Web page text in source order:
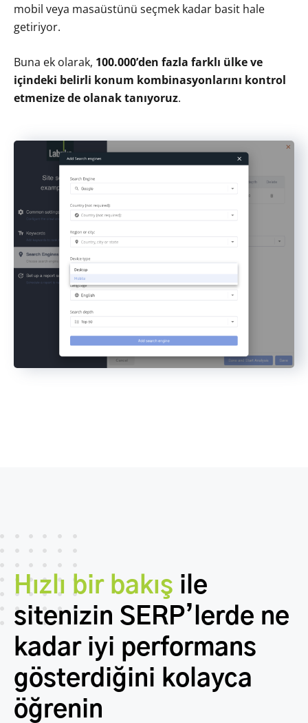
mobil veya masaüstünü seçmek kadar basit hale
getiriyor.
Buna ek olarak, 100.000’den fazla farklı ülke ve
içindeki belirli konum kombinasyonlarını kontrol
etmenize de olanak tanıyoruz.
Hızlı bir bakış ile
sitenizin SERP’lerde ne
kadar iyi performans
gösterdiğini kolayca
öğrenin